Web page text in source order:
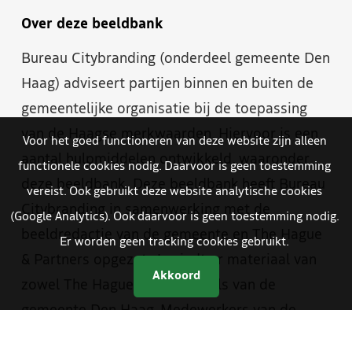
Over deze beeldbank
Bureau Citybranding (onderdeel gemeente Den
Haag) adviseert partijen binnen en buiten de
gemeentelijke organisatie bij de toepassing
van de Haagse merkwaarden. Hiervoor is een
aantal hulpmiddelen ontwikkeld, waaronder
deze beeldbank. Deze beeldbank heeft Bureau
Citybranding in samenwerking met de
beeldredactie van de gemeente en The Hague
& Partners opgezet. Je vindt er materiaal van
gemeente Den Haag. Medewerkers van de
Voor het goed functioneren van deze website zijn alleen
functionele cookies nodig. Daarvoor is geen toestemming
vereist. Ook gebruikt deze website analytische cookies
(Google Analytics). Ook daarvoor is geen toestemming nodig.
Er worden geen tracking cookies gebruikt.
Akkoord